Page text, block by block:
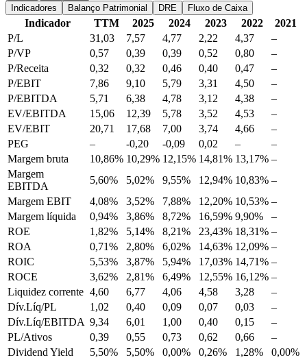
Indicadores
Balanço Patrimonial DRE Fluxo de Caixa
Indicador TTM 2025 2024 2023 2022
2021
P/L
31,03 7,57 4,77 2,22 4,37
–
P/VP
0,57 0,39 0,39 0,52 0,80
–
P/Receita
0,32 0,32 0,46 0,40 0,47
–
P/EBIT
7,86 9,10 5,79 3,31 4,50
–
P/EBITDA
5,71 6,38 4,78 3,12 4,38
–
EV/EBITDA
15,06 12,39 5,78 3,52 4,53
–
EV/EBIT
20,71 17,68 7,00 3,74 4,66
–
PEG
– -0,20 -0,09 0,02 –
–
Margem bruta
10,86% 10,29% 12,15% 14,81% 13,17% –
Margem
EBITDA
5,60% 5,02% 9,55% 12,94% 10,83% –
Margem EBIT
4,08% 3,52% 7,88% 12,20% 10,53% –
Margem líquida
0,94% 3,86% 8,72% 16,59% 9,90%
–
ROE
1,82% 5,14% 8,21% 23,43% 18,31% –
ROA
0,71% 2,80% 6,02% 14,63% 12,09% –
ROIC
5,53% 3,87% 5,94% 17,03% 14,71% –
ROCE
3,62% 2,81% 6,49% 12,55% 16,12% –
Liquidez corrente 4,60 6,77 4,06 4,58 3,28
–
Dív.Líq/PL
1,02 0,40 0,09 0,07 0,03
–
Dív.Líq/EBITDA 9,34 6,01 1,00 0,40 0,15
–
PL/Ativos
0,39 0,55 0,73 0,62 0,66
–
Dividend Yield
5,50% 5,50% 0,00% 0,26% 1,28% 0,00%